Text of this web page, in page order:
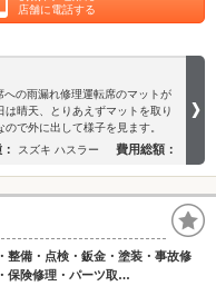
店舗に電話する
の雨漏れ修理運転席のマットが
晴天、とりあえずマットを取り
で外に出して様子を見ます。
スズキ ハスラー 費用総額：
整備・点検・鈑金・塗装・事故修
保険修理・パーツ取…